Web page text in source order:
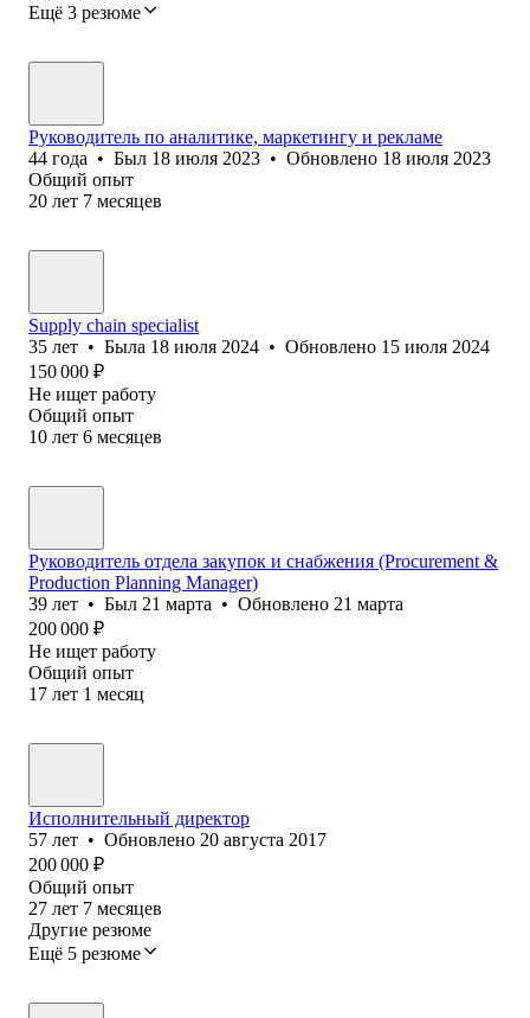
Ещё 3 резюме
Руководитель по аналитике, маркетингу и рекламе
44 года • Был 18 июля 2023 • Обновлено 18 июля 2023
Общий опыт
20 лет 7 месяцев
Supply chain specialist
35 лет • Была 18 июля 2024 • Обновлено 15 июля 2024
150 000 ₽
Не ищет работу
Общий опыт
10 лет 6 месяцев
Руководитель отдела закупок и снабжения (Procurement &
Production Planning Manager)
39 лет • Был 21 марта • Обновлено 21 марта
200 000 ₽
Не ищет работу
Общий опыт
17 лет 1 месяц
Исполнительный директор
57 лет • Обновлено 20 августа 2017
200 000 ₽
Общий опыт
27 лет 7 месяцев
Другие резюме
Ещё 5 резюме